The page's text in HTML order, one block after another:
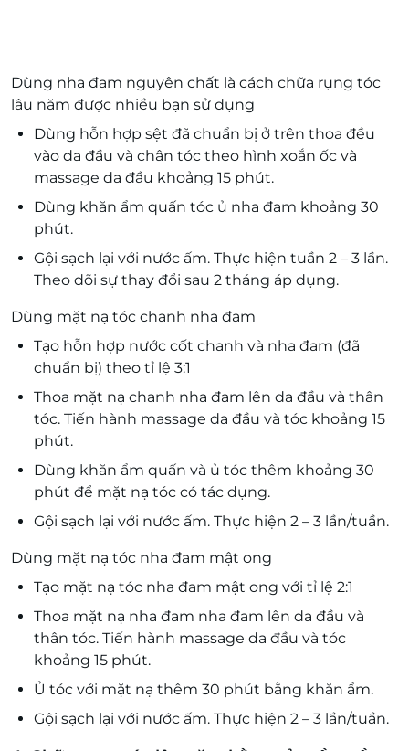
Dùng nha đam nguyên chất là cách chữa rụng tóc
lâu năm được nhiều bạn sử dụng
Dùng hỗn hợp sệt đã chuẩn bị ở trên thoa đều
vào da đầu và chân tóc theo hình xoắn ốc và
massage da đầu khoảng 15 phút.
Dùng khăn ẩm quấn tóc ủ nha đam khoảng 30
phút.
Gội sạch lại với nước ấm. Thực hiện tuần 2 – 3 lần.
Theo dõi sự thay đổi sau 2 tháng áp dụng.
Dùng mặt nạ tóc chanh nha đam
Tạo hỗn hợp nước cốt chanh và nha đam (đã
chuẩn bị) theo tỉ lệ 3:1
Thoa mặt nạ chanh nha đam lên da đầu và thân
tóc. Tiến hành massage da đầu và tóc khoảng 15
phút.
Dùng khăn ẩm quấn và ủ tóc thêm khoảng 30
phút để mặt nạ tóc có tác dụng.
Gội sạch lại với nước ấm. Thực hiện 2 – 3 lần/tuần.
Dùng mặt nạ tóc nha đam mật ong
Tạo mặt nạ tóc nha đam mật ong với tỉ lệ 2:1
Thoa mặt nạ nha đam nha đam lên da đầu và
thân tóc. Tiến hành massage da đầu và tóc
khoảng 15 phút.
Ủ tóc với mặt nạ thêm 30 phút bằng khăn ẩm.
Gội sạch lại với nước ấm. Thực hiện 2 – 3 lần/tuần.